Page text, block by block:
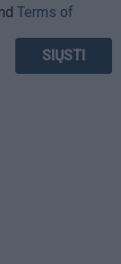
Terms of